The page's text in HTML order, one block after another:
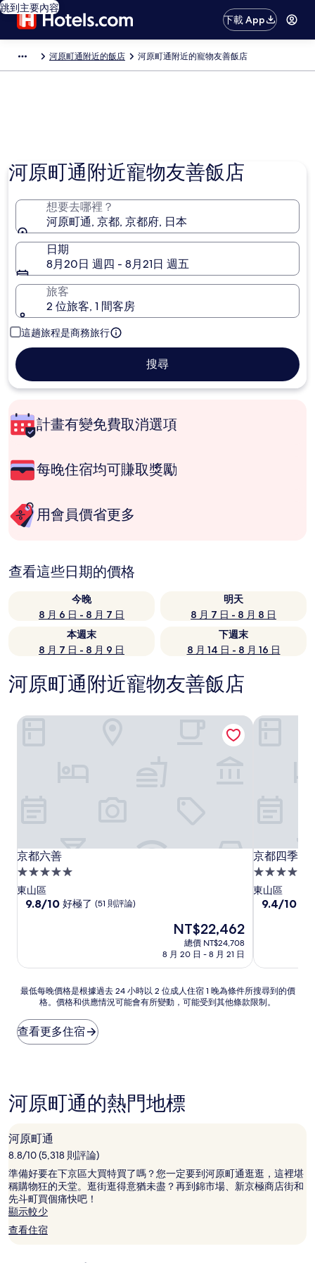
跳到主要內容
下載 App
河原町通附近的飯店 河原町通附近的寵物友善飯店
河原町通附近寵物友善飯店
想要去哪裡？
河原町通, 京都, 京都府, 日本
日期
8月20日 週四 - 8月21日 週五
旅客
2 位旅客, 1 間客房
這趟旅程是商務旅行
搜尋
計畫有變免費取消選項
每晚住宿均可賺取獎勵
用會員價省更多
查看這些日期的價格
今晚
8 月 6 日 - 8 月 7 日
明天
8 月 7 日 - 8 月 8 日
本週末
8 月 7 日 - 8 月 9 日
下週末
8 月 14 日 - 8 月 16 日
河原町通附近寵物友善飯店
京都六善
京都六善
5.0
星
級
東山區
9.8
分，
極
了，
(51
則
評
9.8/10 好極了 (51 則評論)
現
價
NT$22,462
NT$22,462
總價 NT$24,708
8 月 20 日 - 8 月 21 日
京都六善
京都四季飯
京都四季飯
5.0
星
級
東山區
9.4
分，
極
了，
9.4/10
京都四季飯
最
晚
價
據
過
24
小
時
以
2
位
成
人
住
最低每晚價格是根據過去 24 小時以 2 位成人住宿 1 晚為條件所搜尋到的價
格。價格和供應情況可能會有所變動，可能受到其他條款限制。
查看更多住宿
河原町通的熱門地標
河原町通
8.8/10 (5,318 則評論)
準備好要在下京區大買特買了嗎？您一定要到河原町通逛逛，這裡堪
稱購物狂的天堂。逛街逛得意猶未盡？再到錦市場、新京極商店街和
先斗町買個痛快吧！
顯示較少
查看住宿